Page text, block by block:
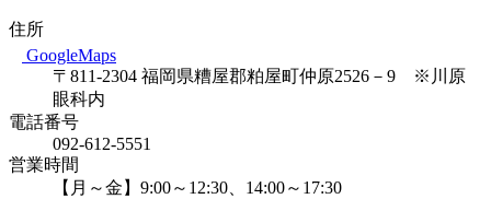
住所
GoogleMaps
〒811-2304 福岡県糟屋郡粕屋町仲原2526－9 ※川原
眼科内
電話番号
092-612-5551
営業時間
【月～金】9:00～12:30、14:00～17:30